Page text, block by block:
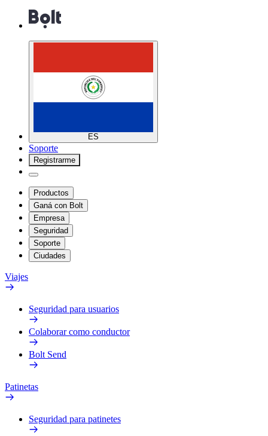
ES
Soporte
Registrarme
Productos
Ganá con Bolt
Empresa
Seguridad
Soporte
Ciudades
Viajes
Seguridad para usuarios
Colaborar como conductor
Bolt Send
Patinetas
Seguridad para patinetes